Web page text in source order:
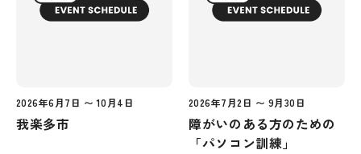
2026年6月7日 〜 10月4日
我楽多市
2026年7月2日 〜 9月30日
障がいのある方のための
「パソコン訓練」